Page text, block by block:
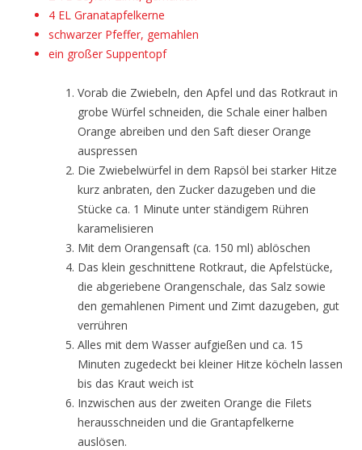
4 EL Granatapfelkerne
schwarzer Pfeffer, gemahlen
ein großer Suppentopf
Vorab die Zwiebeln, den Apfel und das Rotkraut in
grobe Würfel schneiden, die Schale einer halben
Orange abreiben und den Saft dieser Orange
auspressen
Die Zwiebelwürfel in dem Rapsöl bei starker Hitze
kurz anbraten, den Zucker dazugeben und die
Stücke ca. 1 Minute unter ständigem Rühren
karamelisieren
Mit dem Orangensaft (ca. 150 ml) ablöschen
Das klein geschnittene Rotkraut, die Apfelstücke,
die abgeriebene Orangenschale, das Salz sowie
den gemahlenen Piment und Zimt dazugeben, gut
verrühren
Alles mit dem Wasser aufgießen und ca. 15
Minuten zugedeckt bei kleiner Hitze köcheln lassen
bis das Kraut weich ist
Inzwischen aus der zweiten Orange die Filets
herausschneiden und die Grantapfelkerne
auslösen.